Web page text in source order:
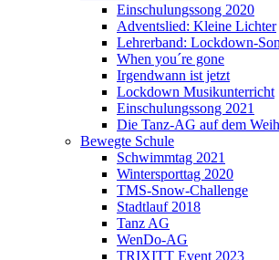
Einschulungssong 2020
Adventslied: Kleine Lichter
Lehrerband: Lockdown-
When you´re gone
Irgendwann ist jetzt
Lockdown Musikunterricht
Einschulungssong 2021
Die Tanz-AG auf dem
Bewegte Schule
Schwimmtag 2021
Wintersporttag 2020
TMS-Snow-Challenge
Stadtlauf 2018
Tanz AG
WenDo-AG
TRIXITT Event 2023